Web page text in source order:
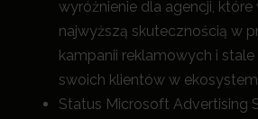
wyróżnienie dla agencji, które
najwyższą skutecznością w
kampanii reklamowych i
swoich klientów w
Status Microsoft Advertising